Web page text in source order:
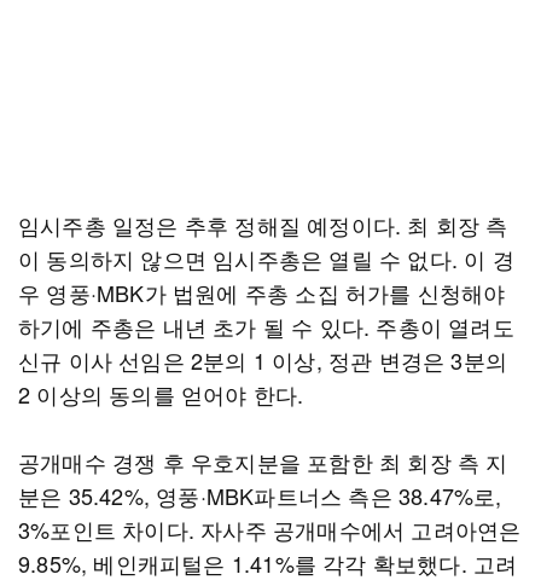
임시주총 일정은 추후 정해질 예정이다. 최 회장 측
이 동의하지 않으면 임시주총은 열릴 수 없다. 이 경
우 영풍·MBK가 법원에 주총 소집 허가를 신청해야
하기에 주총은 내년 초가 될 수 있다. 주총이 열려도
신규 이사 선임은 2분의 1 이상, 정관 변경은 3분의
2 이상의 동의를 얻어야 한다.
공개매수 경쟁 후 우호지분을 포함한 최 회장 측 지
분은 35.42%, 영풍·MBK파트너스 측은 38.47%로,
3%포인트 차이다. 자사주 공개매수에서 고려아연은
9.85%, 베인캐피털은 1.41%를 각각 확보했다. 고려